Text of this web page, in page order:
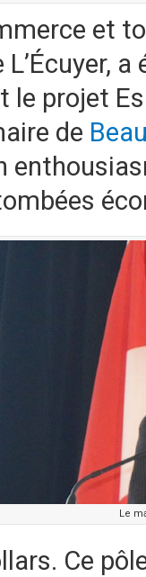
et
L’Écuyer,
le projet
de
Le
Ce